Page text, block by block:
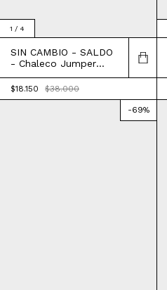
1 / 4
SIN CAMBIO - SALDO
- Chaleco Jumper
$18.150 $38.000
-69%